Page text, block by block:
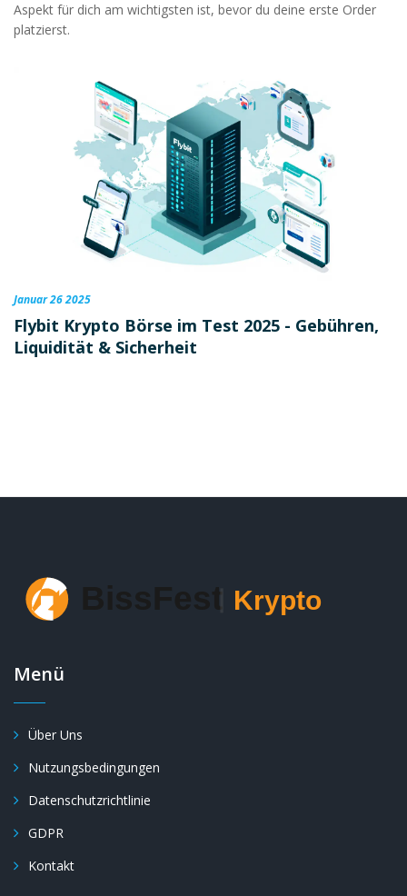
Aspekt für dich am wichtigsten ist, bevor du deine erste Order
platzierst.
Januar 26 2025
Flybit Krypto Börse im Test 2025 - Gebühren,
Liquidität & Sicherheit
Menü
Über Uns
Nutzungsbedingungen
Datenschutzrichtlinie
GDPR
Kontakt